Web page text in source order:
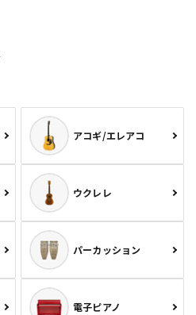
アコギ/エレアコ
ウクレレ
パーカッション
電子ピアノ